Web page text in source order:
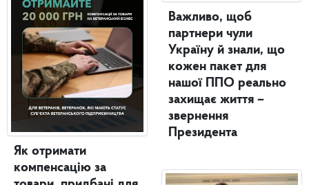
Як отримати
компенсацію за
Важливо, щоб
партнери чули
Україну й знали, що
кожен пакет для
нашої ППО реально
захищає життя –
звернення
Президента